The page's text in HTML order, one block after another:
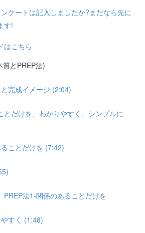
ケートは記入しましたか?まだなら先に
す!
はこちら
とPREP法)
と完成イメージ (2:04)
とだけを、わかりやすく、シンプルに
ることだけを (7:42)
PREP法1-関係のあることだけを
やすく (1:48)